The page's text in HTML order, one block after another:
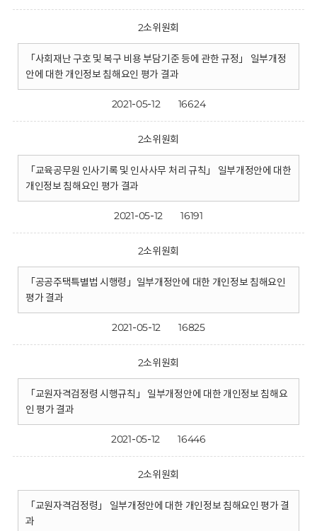
2소위원회
「사회재난 구호 및 복구 비용 부담기준 등에 관한 규정」 일부개정
안에 대한 개인정보 침해요인 평가 결과
2021-05-12 16624
2소위원회
「교육공무원 인사기록 및 인사사무 처리 규칙」 일부개정안에 대한
개인정보 침해요인 평가 결과
2021-05-12 16191
2소위원회
「공공주택특별법 시행령」일부개정안에 대한 개인정보 침해요인
평가 결과
2021-05-12 16825
2소위원회
「교원자격검정령 시행규칙」 일부개정안에 대한 개인정보 침해요
인 평가 결과
2021-05-12 16446
2소위원회
「교원자격검정령」 일부개정안에 대한 개인정보 침해요인 평가 결
과